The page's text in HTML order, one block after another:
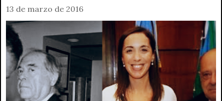
13 de marzo de 2016